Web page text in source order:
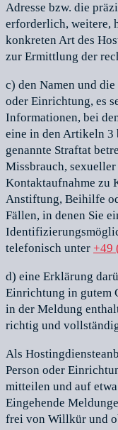
Adresse bzw. die
erforderlich, weitere,
konkreten Art des
zur Ermittlung der
c) den Namen und
oder Einrichtung, es
Informationen, bei
eine in den Artikeln
genannte Straftat
Missbrauch,
Kontaktaufnahme zu
Anstiftung, Beihilfe
Fällen, in denen Sie
telefonisch unter +49
d) eine Erklärung
Einrichtung in gutem
in der Meldung
richtig und
Als
Person oder
mitteilen und auf
Eingehende
frei von Willkür und